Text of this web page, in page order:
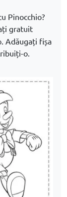
Pinocchio?
gratuit
Adăugați fișa
o.